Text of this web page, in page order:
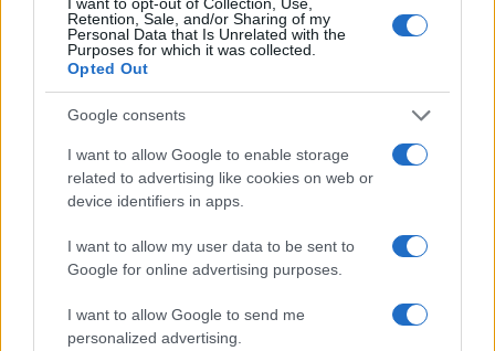
Retention, Sale, and/or Sharing of my
Personal Data that Is Unrelated with the
Purposes for which it was collected.
Opted Out
Google consents
I want to allow Google to enable storage
related to advertising like cookies on web or
device identifiers in apps.
I want to allow my user data to be sent to
Google for online advertising purposes.
I want to allow Google to send me
personalized advertising.